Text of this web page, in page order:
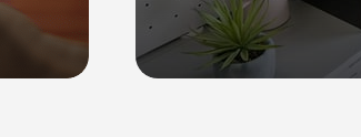
Notre équipe, basée
répondre à vos